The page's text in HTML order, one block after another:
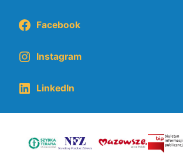
Facebook
Instagram
LinkedIn